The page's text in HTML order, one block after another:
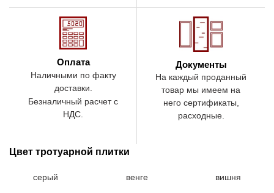
Оплата
Наличными по факту
доставки.
Безналичный расчет с
НДС.
Документы
На каждый проданный
товар мы имеем на
него сертификаты,
расходные.
Цвет тротуарной плитки
серый венге вишня